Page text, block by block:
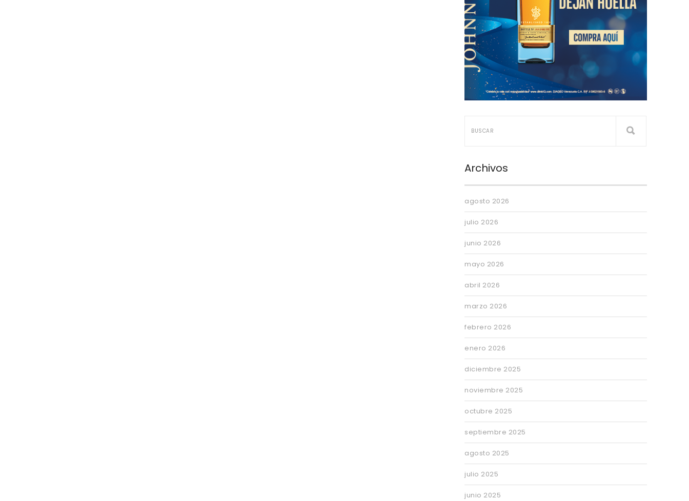
Archivos
agosto 2026
julio 2026
junio 2026
mayo 2026
abril 2026
marzo 2026
febrero 2026
enero 2026
diciembre 2025
noviembre 2025
octubre 2025
septiembre 2025
agosto 2025
julio 2025
junio 2025